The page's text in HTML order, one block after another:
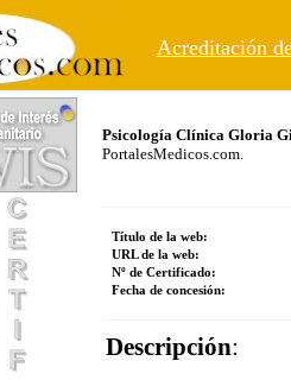
Acreditación
Psicología Clínica Gloria
PortalesMedicos.com.
Título de la web:
URL de la web:
Nº de Certificado:
Fecha de concesión:
Descripción: